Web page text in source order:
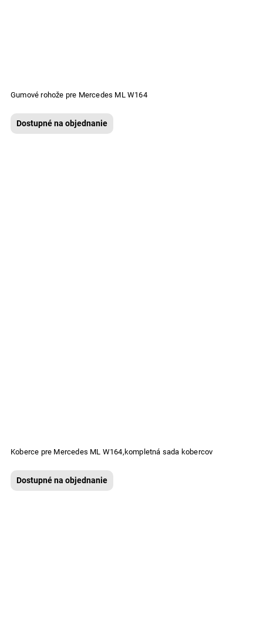
Gumové rohože pre Mercedes ML W164
Dostupné na objednanie
Koberce pre Mercedes ML W164,kompletná sada kobercov
Dostupné na objednanie